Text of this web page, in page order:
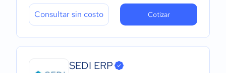
Consultar sin costo Cotizar
SEDI ERP